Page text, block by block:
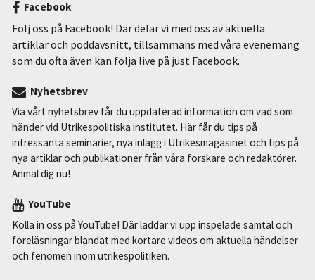
Facebook
Följ oss på Facebook! Där delar vi med oss av aktuella
artiklar och poddavsnitt, tillsammans med våra evenemang
som du ofta även kan följa live på just Facebook.
Nyhetsbrev
Via vårt nyhetsbrev får du uppdaterad information om vad som
händer vid Utrikespolitiska institutet. Här får du tips på
intressanta seminarier, nya inlägg i Utrikesmagasinet och tips på
nya artiklar och publikationer från våra forskare och redaktörer.
Anmäl dig nu!
YouTube
Kolla in oss på YouTube! Där laddar vi upp inspelade samtal och
föreläsningar blandat med kortare videos om aktuella händelser
och fenomen inom utrikespolitiken.